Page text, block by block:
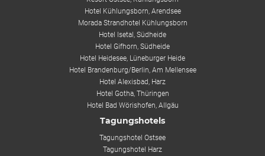
Hotel Kühlungsborn, Arendsee
Morada Strandhotel Kühlungsborn
Hotel Isetal, Südheide
Hotel Gifhorn, Südheide
Hotel Heidesee, Lüneburger Heide
Hotel Brandenburg/Berlin, Am Mellensee
Hotel Alexisbad, Harz
Hotel Gotha, Thüringen
Hotel Bad Wörishofen, Allgäu
Tagungshotels
Tagungshotel Ostsee
Tagungshotel Harz